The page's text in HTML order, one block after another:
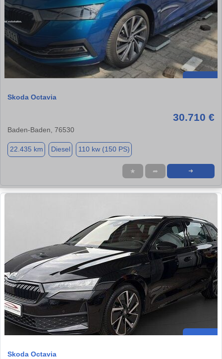
Skoda Octavia
30.710 €
Baden-Baden, 76530
22.435 km Diesel 110 kw (150 PS)
★ ➦ ➜
Skoda Octavia